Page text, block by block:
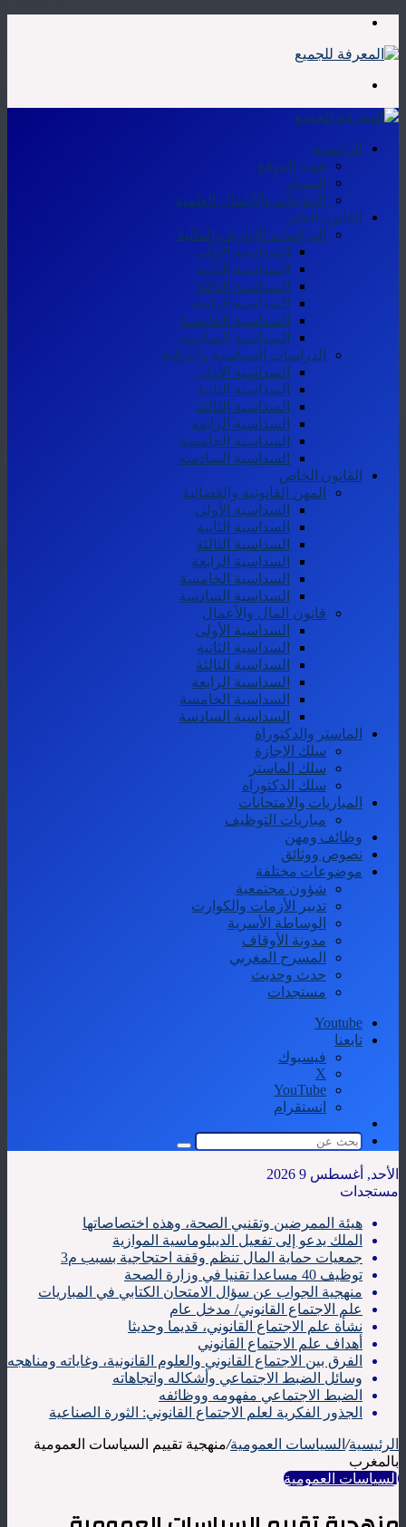
الرئيسية
هوية الموقع
المسار
الإنتاجات والأعمال العلمية
القانون العام
الدراسات الإدارية والمالية
السداسية الأولى
السداسية الثانية
السداسية الثالثة
السداسية الرابعة
السداسية الخامسة
السداسية السادسة
الدراسات السياسية والدولية
السداسية الأولى
السداسية الثانية
السداسية الثالثة
السداسية الرابعة
السداسية الخامسة
السداسية السادسة
القانون الخاص
المهن القانونية والقضائية
السداسية الأولى
السداسية الثانية
السداسية الثالثة
السداسية الرابعة
السداسية الخامسة
السداسية السادسة
قانون المال والأعمال
السداسية الأولى
السداسية الثانية
السداسية الثالثة
السداسية الرابعة
السداسية الخامسة
السداسية السادسة
الماستر والدكتوراة
سلك الإجازة
سلك الماستر
سلك الدكتوراه
المباريات والامتحانات
مباريات التوظيف
وظائف ومهن
نصوص ووثائق
موضوعات مختلفة
شؤون مجتمعية
تدبير الأزمات والكوارث
الوساطة الأسرية
مدونة الأوقاف
المسرح المغربي
حدث وحديث
مستجدات
Youtube
تابعنا
فيسبوك
‫X
‫YouTube
انستقرام
المظلم
بحث
الأحد, أغسطس 9 2026
مستجدات
هيئة الممرضين وتقنيي الصحة، وهذه اختصاصاتها
الملك يدعو إلى تفعيل الديبلوماسية الموازية
جمعيات حماية المال تنظم وقفة احتجاجية بسبب م3
توظيف 40 مساعدا تقنيا في وزارة الصحة
منهجية الجواب عن سؤال الامتحان الكتابي في المباريات
علم الاجتماع القانوني/ مدخل عام
نشأة علم الاجتماع القانوني، قديما وحديثا
أهداف علم الاجتماع القانوني
الفرق بين الاجتماع القانوني والعلوم القانونية، وغاياته ومناهجه
وسائل الضبط الاجتماعي وأشكاله واتجاهاته
الضبط الاجتماعي مفهومه ووظائفه
الجذور الفكرية لعلم الاجتماع القانوني: الثورة الصناعية
الرئيسية/ السياسات العمومية/منهجية تقييم السياسات العمومية
بالمغرب
السياسات العمومية